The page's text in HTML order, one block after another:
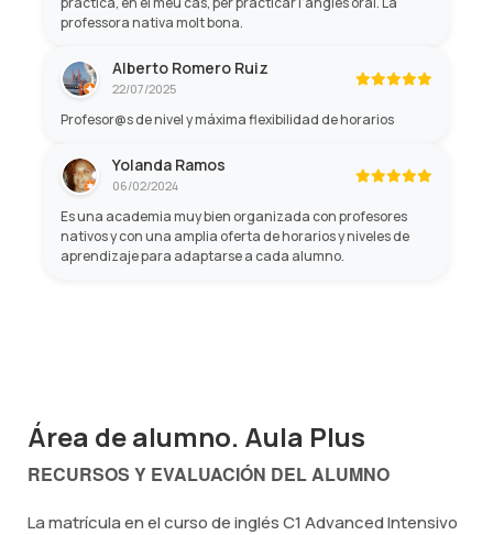
professora nativa molt bona.
Alberto Romero Ruiz
22/07/2025
Profesor@s de nivel y máxima flexibilidad de horarios
Yolanda Ramos
06/02/2024
Es una academia muy bien organizada con profesores
nativos y con una amplia oferta de horarios y niveles de
aprendizaje para adaptarse a cada alumno.
Área de alumno. Aula Plus
RECURSOS Y EVALUACIÓN DEL ALUMNO
La matrícula en el curso de inglés C1 Advanced Intensivo